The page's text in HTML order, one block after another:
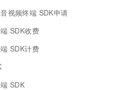
视频终端 SDK申请
SDK收费
SDK计费
SDK